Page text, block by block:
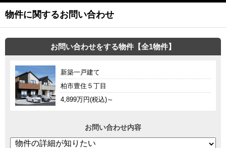
物件に関するお問い合わせ
お問い合わせをする物件【全1物件】
新築一戸建て
柏市豊住５丁目
4,899万円(税込)～
お問い合わせ内容